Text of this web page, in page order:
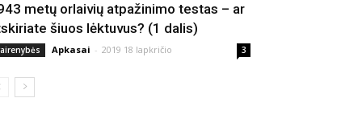
metų orlaivių atpažinimo testas – ar
šiuos lėktuvus? (1 dalis)
Apkasai - 2019 18 lapkričio 3